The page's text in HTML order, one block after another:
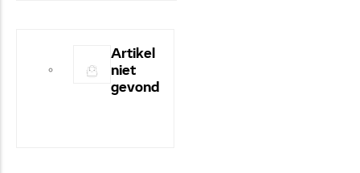
Artikel
niet
gevond